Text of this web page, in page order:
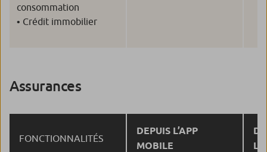
consommation
• Crédit immobilier
Assurances
FONCTIONNALITÉS
DEPUIS L’APP
MOBILE